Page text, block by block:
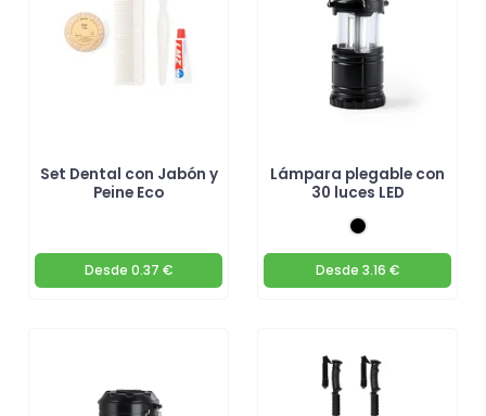
Set Dental con Jabón y
Peine Eco
Desde 0.37 €
Lámpara plegable con
30 luces LED
Desde 3.16 €